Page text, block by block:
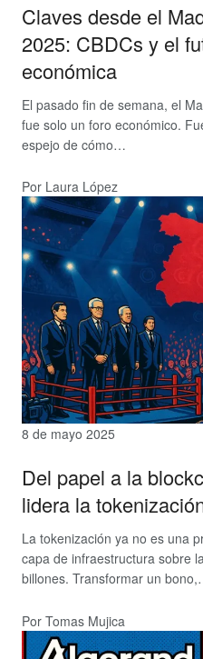
Claves desde el
2025: CBDCs y el
económica
El pasado fin de semana, el
fue solo un foro económico.
espejo de cómo…
Por Laura López
8 de mayo 2025
Del papel a la
lidera la
La tokenización ya no es una
capa de infraestructura sobre
billones. Transformar un
Por Tomas Mujica